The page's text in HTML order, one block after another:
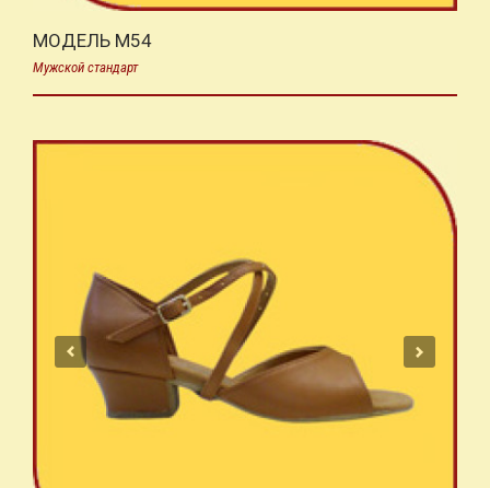
МОДЕЛЬ M54
Мужской стандарт